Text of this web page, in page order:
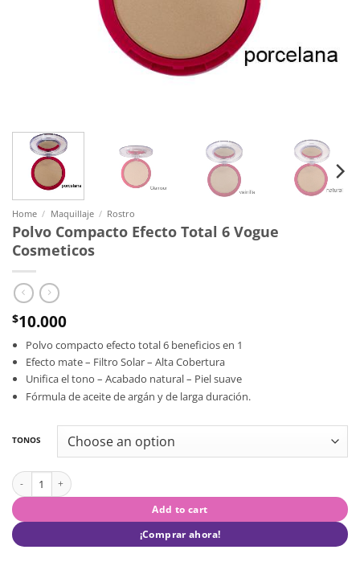
Home / Maquillaje / Rostro
Polvo Compacto Efecto Total 6 Vogue
Cosmeticos
$10.000
Polvo compacto efecto total 6 beneficios en 1
Efecto mate – Filtro Solar – Alta Cobertura
Unifica el tono – Acabado natural – Piel suave
Fórmula de aceite de argán y de larga duración.
TONOS
Polvo Compacto Efecto Total 6 Vogue Cosmeticos quantity
Add to cart
¡Comprar ahora!